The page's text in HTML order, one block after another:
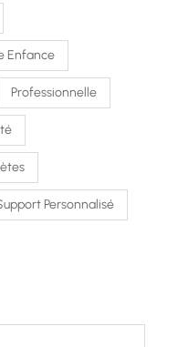
Enfance
Professionnelle
Personnalisé